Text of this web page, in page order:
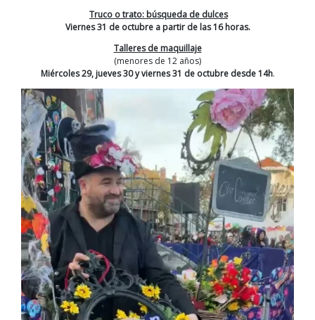
Truco o trato: búsqueda de dulces
Viernes 31 de octubre a partir de las 16 horas.
Talleres de maquillaje
(menores de 12 años)
Miércoles 29, jueves 30 y viernes 31 de octubre desde 14h.